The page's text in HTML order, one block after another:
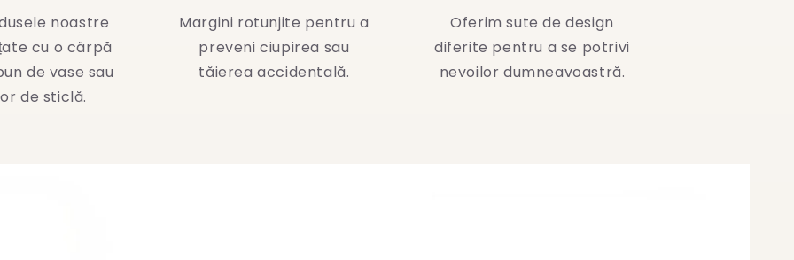
noastre
cu o cârpă
de vase sau
de sticlă.
Margini rotunjite pentru a
preveni ciupirea sau
tăierea accidentală.
Oferim sute de design
diferite pentru a se potrivi
nevoilor dumneavoastră.